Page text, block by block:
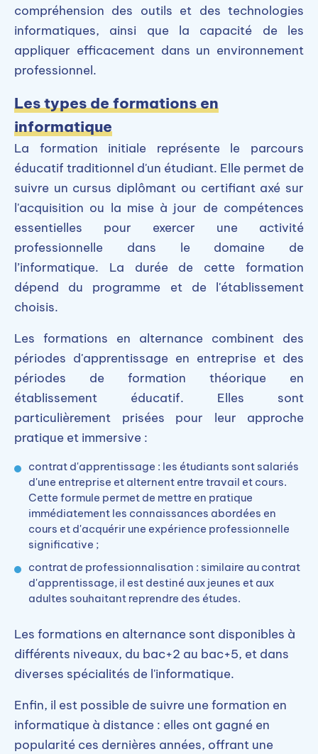
compréhension des outils et des technologies
informatiques, ainsi que la capacité de les
appliquer efficacement dans un environnement
professionnel.
Les types de formations en
informatique
La formation initiale représente le parcours
éducatif traditionnel d'un étudiant. Elle permet de
suivre un cursus diplômant ou certifiant axé sur
l'acquisition ou la mise à jour de compétences
essentielles pour exercer une activité
professionnelle dans le domaine de
l’informatique. La durée de cette formation
dépend du programme et de l'établissement
choisis.
Les formations en alternance combinent des
périodes d'apprentissage en entreprise et des
périodes de formation théorique en
établissement éducatif. Elles sont
particulièrement prisées pour leur approche
pratique et immersive :
contrat d'apprentissage : les étudiants sont salariés
d'une entreprise et alternent entre travail et cours.
Cette formule permet de mettre en pratique
immédiatement les connaissances abordées en
cours et d'acquérir une expérience professionnelle
significative ;
contrat de professionnalisation : similaire au contrat
d'apprentissage, il est destiné aux jeunes et aux
adultes souhaitant reprendre des études.
Les formations en alternance sont disponibles à
différents niveaux, du bac+2 au bac+5, et dans
diverses spécialités de l'informatique.
Enfin, il est possible de suivre une formation en
informatique à distance : elles ont gagné en
popularité ces dernières années, offrant une